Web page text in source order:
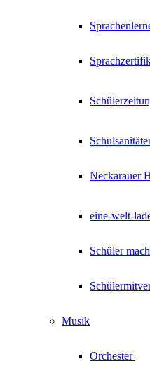
Neckarauer
eine-welt-
Schüler
Musik
Orchester